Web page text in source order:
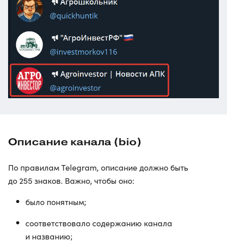
Описание канала (bio)
По правилам Telegram, описание должно быть
до 255 знаков. Важно, чтобы оно:
было понятным;
соответствовало содержанию канала
и названию;